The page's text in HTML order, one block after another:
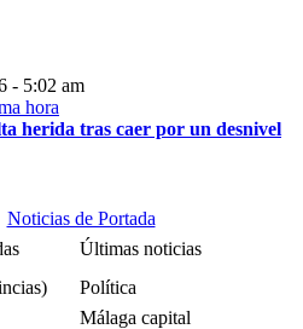
- 5:02 am
herida tras caer por un desnivel
Noticias de Portada
Últimas noticias
Política
Málaga capital